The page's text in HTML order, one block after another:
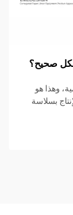
صحيح؟
وهذا هو
بسلاسة